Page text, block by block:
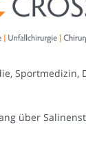
Sportmedizin,
über